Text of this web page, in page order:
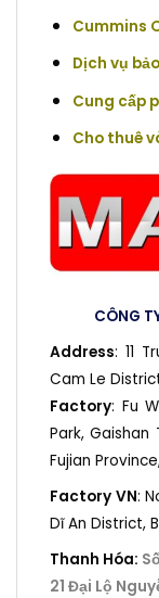
Cummins
Dịch vụ
Cung cấp
Cho thuê
CÔNG
Address: 11
Cam Le
Factory: Fu
Park, Gaishan
Fujian
Factory VN:
Dĩ An District,
Thanh Hóa:
21 Đại Lộ